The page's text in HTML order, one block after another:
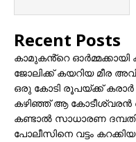
Recent Posts
കാമുകൻ്റെ ഓർമ്മക്കായി
ജോലിക്ക് കയറിയ മീര
ഒരു കോടി രൂപയ്ക്ക്
കഴിഞ്ഞ് ആ
കണ്ടാൽ സാധാരണ
പോലീസിനെ വട്ടം